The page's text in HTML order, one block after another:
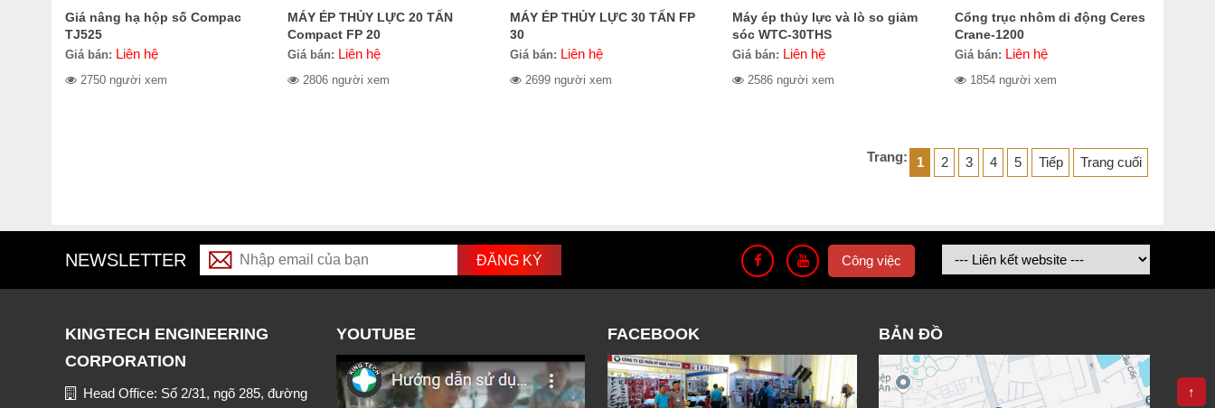
Giá nâng hạ hộp số Compac
TJ525
Giá bán: Liên hệ
2750 người xem
MÁY ÉP THỦY LỰC 20 TẤN
Compact FP 20
Giá bán: Liên hệ
2806 người xem
MÁY ÉP THỦY LỰC 30 TẤN FP
30
Giá bán: Liên hệ
2699 người xem
Máy ép thủy lực và lò so giảm
sóc WTC-30THS
Giá bán: Liên hệ
2586 người xem
Cổng trục nhôm di động Ceres
Crane-1200
Giá bán: Liên hệ
1854 người xem
Trang: 1 2 3 4 5 Tiếp Trang cuối
NEWSLETTER Công việc
KINGTECH ENGINEERING
CORPORATION
Head Office: Số 2/31, ngõ 285, đường
YOUTUBE FACEBOOK BẢN ĐỒ
↑